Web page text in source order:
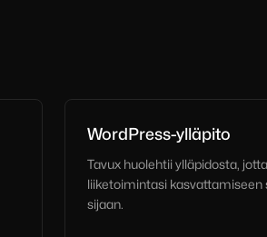
WordPress-ylläpito
Tavux huolehtii ylläpidosta,
liiketoimintasi kasvattamiseen
sijaan.